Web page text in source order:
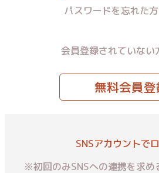
パスワードを忘れた
会員登録されていない
無料会員登
SNSアカウントで
※初回のみSNSへの連携を求め